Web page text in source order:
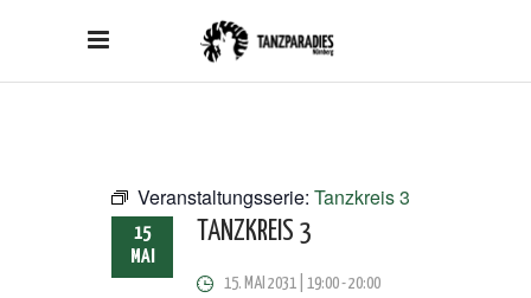
Veranstaltungsserie: Tanzkreis 3
15
MAI
TANZKREIS 3
15. MAI 2031 | 19:00-20:00